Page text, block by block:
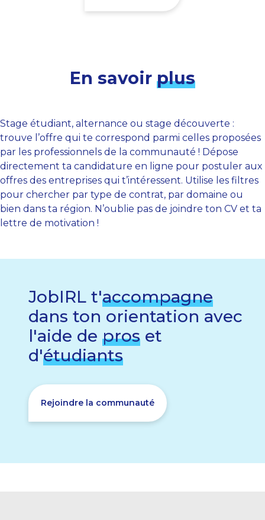
En savoir plus
Stage étudiant, alternance ou stage découverte :
trouve l’offre qui te correspond parmi celles proposées
par les professionnels de la communauté ! Dépose
directement ta candidature en ligne pour postuler aux
offres des entreprises qui t’intéressent. Utilise les filtres
pour chercher par type de contrat, par domaine ou
bien dans ta région. N’oublie pas de joindre ton CV et ta
lettre de motivation !
JobIRL t'accompagne
dans ton orientation avec
l'aide de pros et
d'étudiants
Rejoindre la communauté